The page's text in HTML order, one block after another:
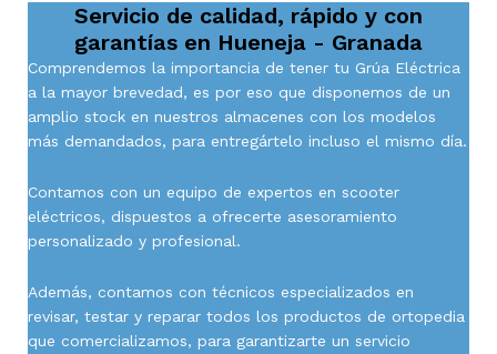
Servicio de calidad, rápido y con
garantías en Hueneja - Granada
Comprendemos la importancia de tener tu Grúa Eléctrica
a la mayor brevedad, es por eso que disponemos de un
amplio stock en nuestros almacenes con los modelos
más demandados, para entregártelo incluso el mismo día.
Contamos con un equipo de expertos en scooter
eléctricos, dispuestos a ofrecerte asesoramiento
personalizado y profesional.
Además, contamos con técnicos especializados en
revisar, testar y reparar todos los productos de ortopedia
que comercializamos, para garantizarte un servicio